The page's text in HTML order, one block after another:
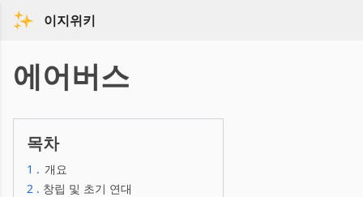
이지위키
에어버스
목차
1 . 개요
2 . 창립 및 초기 연대